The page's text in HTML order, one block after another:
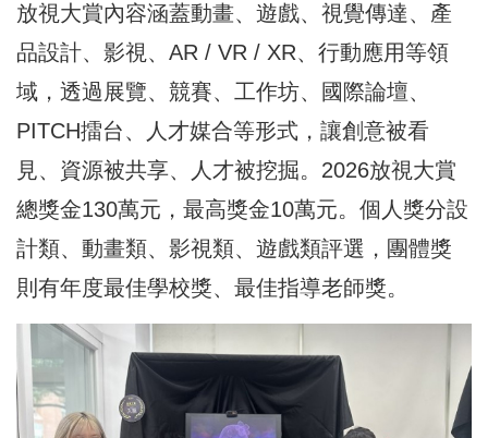
放視大賞內容涵蓋動畫、遊戲、視覺傳達、產
品設計、影視、AR / VR / XR、行動應用等領
域，透過展覽、競賽、工作坊、國際論壇、
PITCH擂台、人才媒合等形式，讓創意被看
見、資源被共享、人才被挖掘。2026放視大賞
總獎金130萬元，最高獎金10萬元。個人獎分設
計類、動畫類、影視類、遊戲類評選，團體獎
則有年度最佳學校獎、最佳指導老師獎。